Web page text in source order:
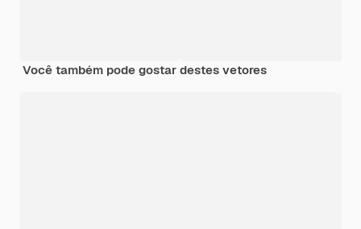
Você também pode gostar destes vetores